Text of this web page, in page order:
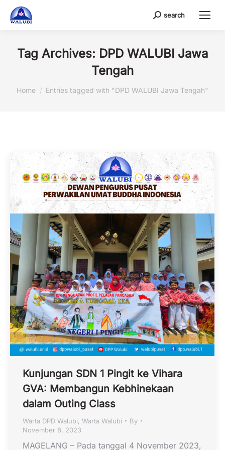
Search:
search
Tag Archives: DPD WALUBI Jawa
Tengah
You are here:
Home Entries tagged with "DPD WALUBI Jawa Tengah"
Kunjungan SDN 1 Pingit ke Vihara
GVA: Membangun Kebhinekaan
dalam Outing Class
Warta DPD Walubi Warta Walubi
By
November 8, 2023
MAGELANG – Pada tanggal 4 November 2023,